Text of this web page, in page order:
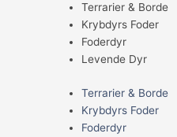
Terrarier & Borde
Krybdyrs Foder
Foderdyr
Levende Dyr
Terrarier & Borde
Krybdyrs Foder
Foderdyr